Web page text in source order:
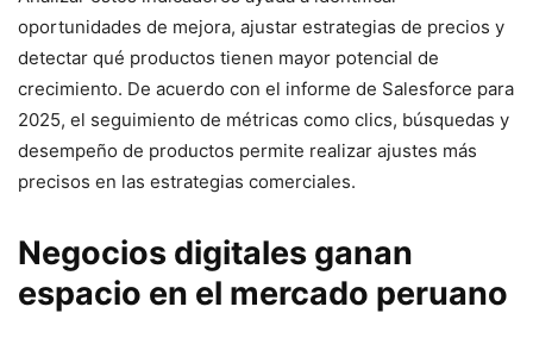
oportunidades de mejora, ajustar estrategias de precios y
detectar qué productos tienen mayor potencial de
crecimiento. De acuerdo con el informe de Salesforce para
2025, el seguimiento de métricas como clics, búsquedas y
desempeño de productos permite realizar ajustes más
precisos en las estrategias comerciales.
Negocios digitales ganan
espacio en el mercado peruano